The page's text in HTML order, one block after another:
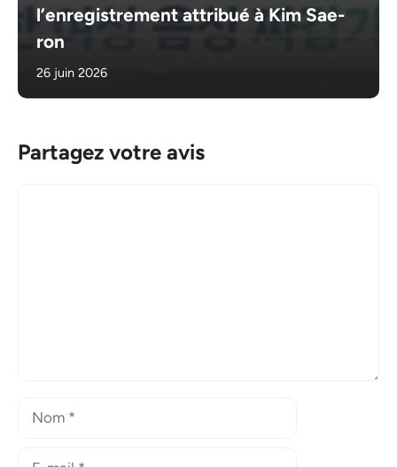
l’enregistrement attribué à Kim Sae-
ron
26 juin 2026
Partagez votre avis